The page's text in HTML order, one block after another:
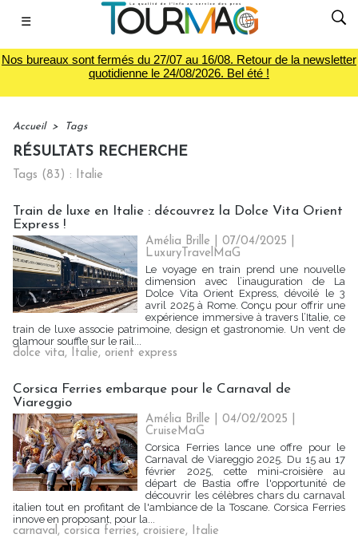
☰
Nos bureaux sont fermés du 27/07 au 16/08. Retour de la newsletter
quotidienne le 24/08/2026. Bel été !
Accueil > Tags
RÉSULTATS RECHERCHE
Tags (83) : Italie
Train de luxe en Italie : découvrez la Dolce Vita Orient
Express !
Amélia Brille | 07/04/2025
LuxuryTravelMaG
Le voyage en train prend une nouvelle
dimension avec l’inauguration de La
Dolce Vita Orient Express, dévoilé le 3
avril 2025 à Rome. Conçu pour offrir une
expérience immersive à travers l’Italie, ce
train de luxe associe patrimoine, design et gastronomie. Un vent de
glamour souffle sur le rail...
dolce vita, Italie, orient express
Corsica Ferries embarque pour le Carnaval de
Viareggio
Amélia Brille | 04/02/2025
CruiseMaG
Corsica Ferries lance une offre pour le
Carnaval de Viareggio 2025. Du 15 au 17
février 2025, cette mini-croisière au
départ de Bastia offre l'opportunité de
découvrir les célèbres chars du carnaval
italien tout en profitant de l'ambiance de la Toscane. Corsica Ferries
innove en proposant, pour la...
carnaval, corsica ferries, croisiere, Italie